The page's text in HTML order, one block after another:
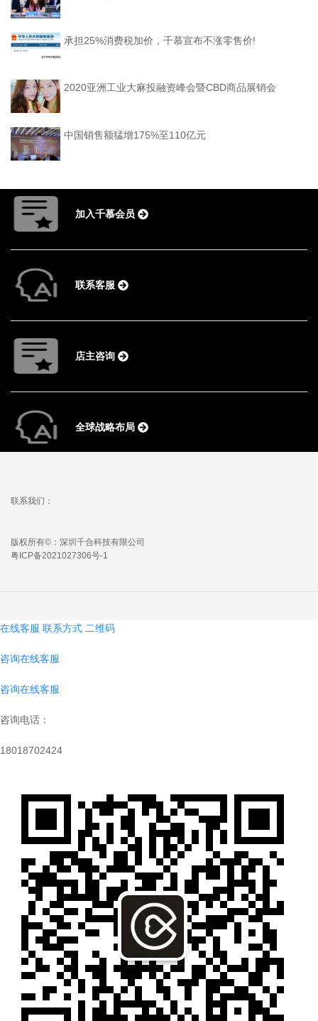
承担25%消费税加价，千慕宣布不涨零售价!
2020亚洲工业大麻投融资峰会暨CBD商品展销会
中国销售额猛增175%至110亿元
加入千慕会员
联系客服
店主咨询
全球战略布局
联系我们：
版权所有©：深圳千合科技有限公司
粤ICP备2021027306号-1
在线客服 联系方式 二维码
咨询在线客服
咨询在线客服
咨询电话：
18018702424